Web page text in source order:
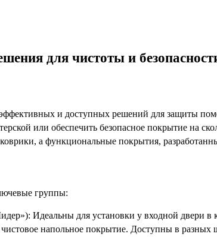
для чистоты и
и доступных решений для защиты
или обеспечить безопасное покрытие на
а функциональные покрытия,
группы:
Идеальны для установки у входной двери
напольное покрытие. Доступны в